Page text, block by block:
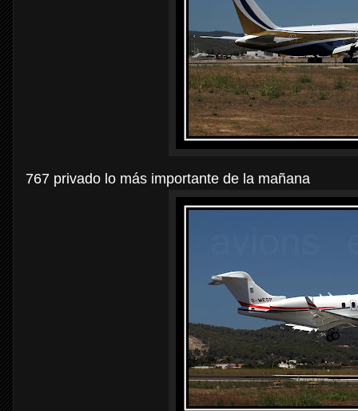
767 privado lo más importante de la mañana